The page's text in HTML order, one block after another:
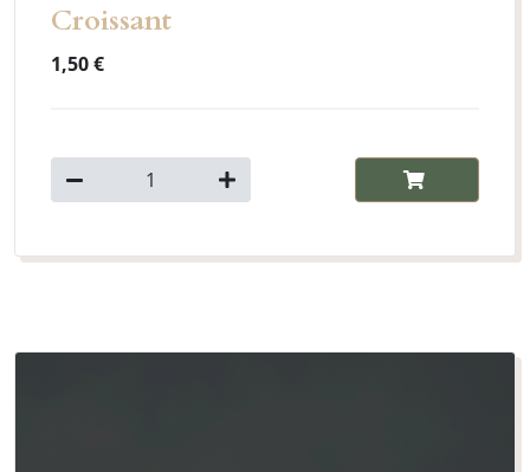
Croissant
1,50 €